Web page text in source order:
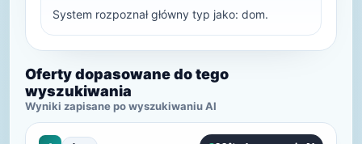
System rozpoznał główny typ jako: dom.
Oferty dopasowane do tego
wyszukiwania
Wyniki zapisane po wyszukiwaniu AI